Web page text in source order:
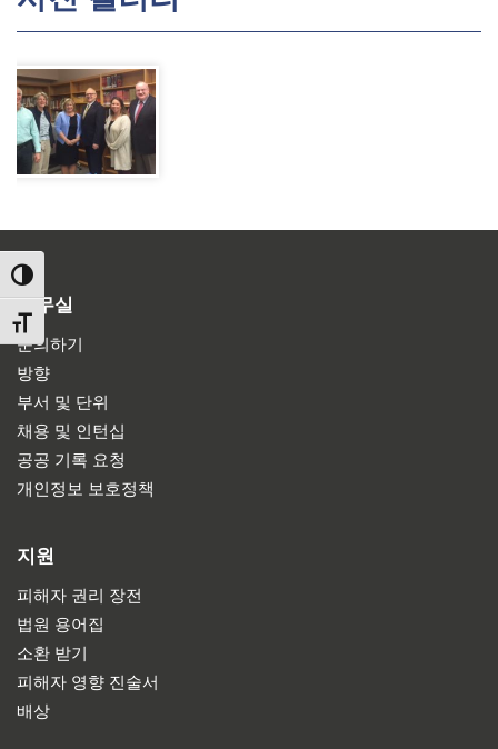
TOGGLE HIGH CONTRAST
TOGGLE FONT SIZE
사무실
문의하기
방향
부서 및 단위
채용 및 인턴십
공공 기록 요청
개인정보 보호정책
지원
피해자 권리 장전
법원 용어집
소환 받기
피해자 영향 진술서
배상